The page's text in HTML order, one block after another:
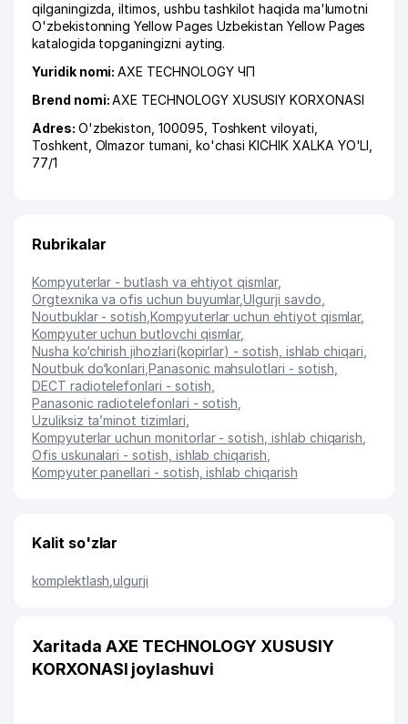
qilganingizda, iltimos, ushbu tashkilot haqida ma'lumotni
O'zbekistonning Yellow Pages Uzbekistan Yellow Pages
katalogida topganingizni ayting.
Yuridik nomi:AXE TECHNOLOGY ЧП
Brend nomi:AXE TECHNOLOGY XUSUSIY KORXONASI
Adres: O'zbekiston, 100095, Toshkent viloyati
Toshkent Olmazor tumani ko'chasi KICHIK XALKA YO'LI
77/1
Rubrikalar
Kompyuterlar - butlash va ehtiyot qismlar,
Orgtexnika va ofis uchun buyumlar,Ulgurji savdo
Noutbuklar - sotish ,Kompyuterlar uchun ehtiyot qismlar,
Kompyuter uchun butlovchi qismlar,
Nusha ko‘chirish jihozlari(kopirlar) - sotish, ishlab chiqari
Noutbuk do‘konlari ,Panasonic mahsulotlari - sotish
DECT radiotelefonlari - sotish
Panasonic radiotelefonlari - sotish
Uzuliksiz ta’minot tizimlari
Kompyuterlar uchun monitorlar - sotish, ishlab chiqarish
Ofis uskunalari - sotish, ishlab chiqarish
Kompyuter panellari - sotish, ishlab chiqarish
Kalit so'zlar
komplektlash ,ulgurji
Xaritada AXE TECHNOLOGY XUSUSIY
KORXONASI joylashuvi